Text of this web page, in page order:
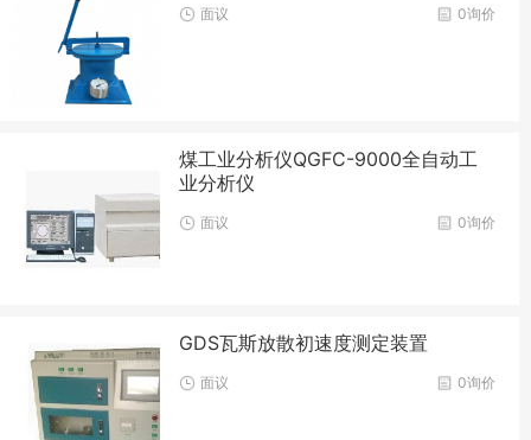
0询价
面议
煤工业分析仪QGFC-9000全自动工
业分析仪
0询价
面议
GDS瓦斯放散初速度测定装置
0询价
面议